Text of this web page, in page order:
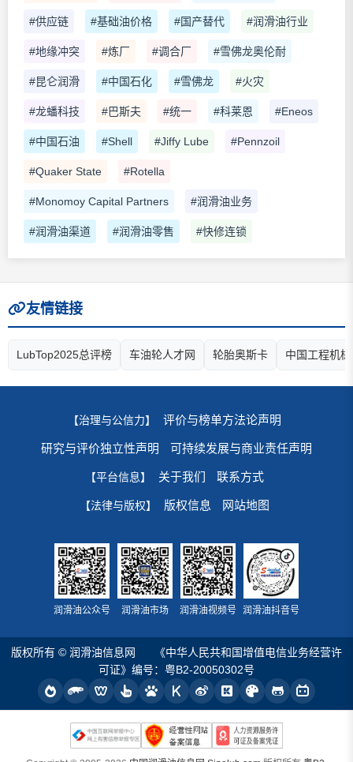
#供应链 #基础油价格 #国产替代 #润滑油行业
#地缘冲突 #炼厂 #调合厂 #雪佛龙奥伦耐
#昆仑润滑 #中国石化 #雪佛龙 #火灾
#龙蟠科技 #巴斯夫 #统一 #科莱恩 #Eneos
#中国石油 #Shell #Jiffy Lube #Pennzoil
#Quaker State #Rotella
#Monomoy Capital Partners #润滑油业务
#润滑油渠道 #润滑油零售 #快修连锁
友情链接
LubTop2025总评榜 车油轮人才网 轮胎奥斯卡 中国工程机
【治理与公信力】 评价与榜单方法论声明
研究与评价独立性声明 可持续发展与商业责任声明
【平台信息】 关于我们 联系方式
【法律与版权】 版权信息 网站地图
润滑油公众号 润滑油市场 润滑油视频号 润滑油抖音号
版权所有 © 润滑油信息网
《中华人民共和国增值电信业务经营许
可证》编号：粤B2-20050302号